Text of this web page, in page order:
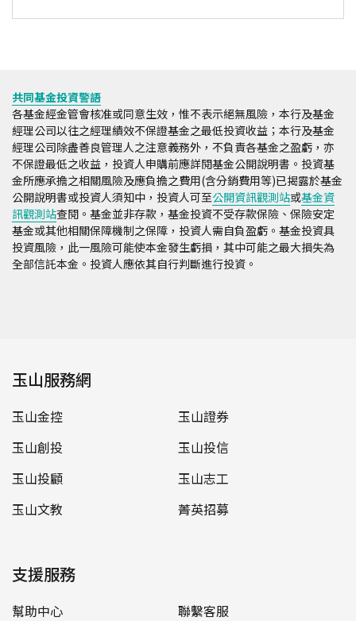
共同基金投資警語
各基金經金管會核准或同意生效，惟不表示絕無風險，本行及基金
經理公司以往之經理績效不保證基金之最低投資收益；本行及基金
經理公司除盡善良管理人之注意義務外，不負責各基金之盈虧，亦
不保證最低之收益，投資人申購前應詳閱基金公開說明書。投資基
金所應承擔之相關風險及應負擔之費用(含分銷費用等)已揭露於基金
公開說明書或投資人須知中，投資人可至公開資訊觀測站或基金資
訊觀測站查閱。基金並非存款，基金投資不受存款保險、保險安定
基金或其他相關保障機制之保障，投資人需自負盈虧。基金投資具
投資風險，此一風險可能使本金發生虧損，其中可能之最大損失為
全部信託本金。投資人應依其自行判斷進行投資。
玉山服務網
玉山金控
玉山證券
玉山創投
玉山投信
玉山投顧
玉山志工
玉山文教
菁英招募
支援服務
幫助中心
聯繫客服